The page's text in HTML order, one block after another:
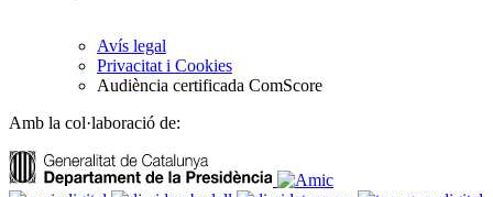
Avís legal
Privacitat i Cookies
Audiència certificada ComScore
Amb la col·laboració de: